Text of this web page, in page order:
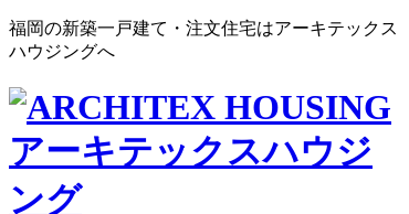
福岡の新築一戸建て・注文住宅はアーキテックス
ハウジングへ